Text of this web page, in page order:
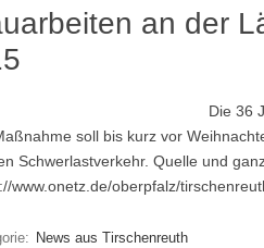
an der
Die 36
soll bis kurz vor
Schwerlastverkehr. Quelle und
www.onetz.de/oberpfalz/
News aus Tirschenreuth